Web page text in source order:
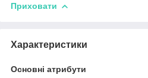
Приховати
Характеристики
Основні атрибути